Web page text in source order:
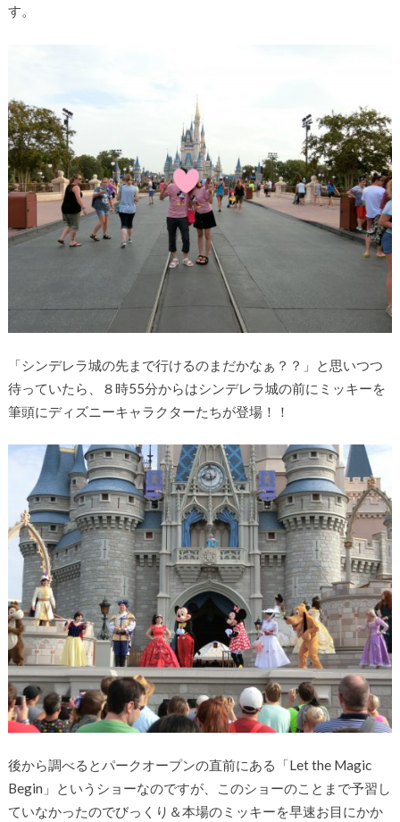
す。
「シンデレラ城の先まで行けるのまだかなぁ？？」と思いつつ
待っていたら、８時55分からはシンデレラ城の前にミッキーを
筆頭にディズニーキャラクターたちが登場！！
後から調べるとパークオープンの直前にある「Let the Magic
Begin」というショーなのですが、このショーのことまで予習し
ていなかったのでびっくり＆本場のミッキーを早速お目にかか